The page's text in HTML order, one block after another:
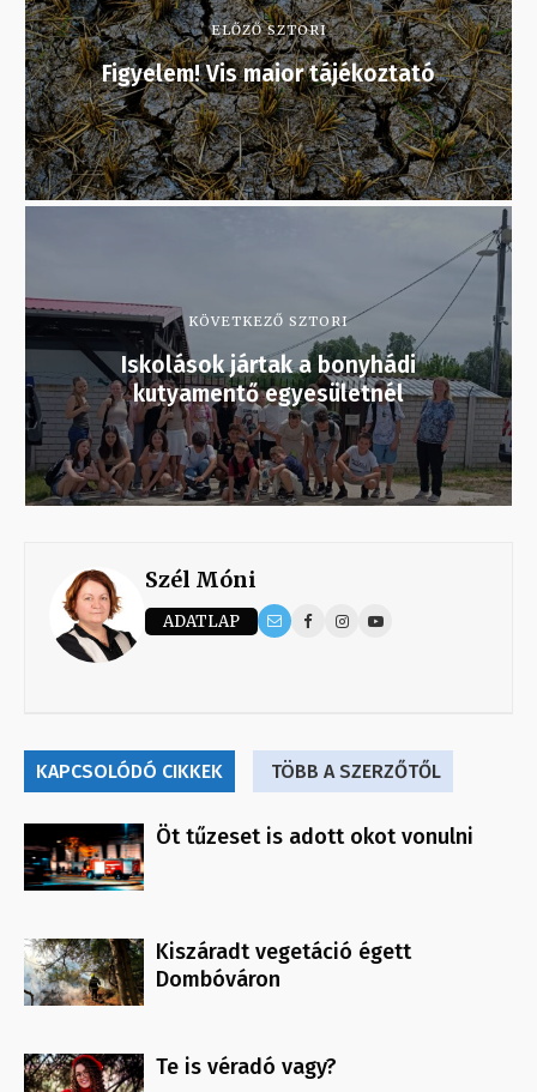
ELŐZŐ SZTORI
Figyelem! Vis maior tájékoztató
KÖVETKEZŐ SZTORI
Iskolások jártak a bonyhádi
kutyamentő egyesületnél
Szél Móni
ADATLAP
KAPCSOLÓDÓ CIKKEK TÖBB A SZERZŐTŐL
Öt tűzeset is adott okot vonulni
Kiszáradt vegetáció égett
Dombóváron
Te is véradó vagy?